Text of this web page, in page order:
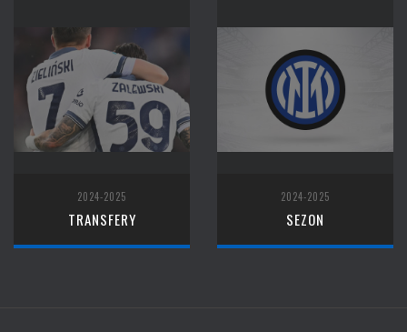
2024-2025
TRANSFERY
2024-2025
SEZON